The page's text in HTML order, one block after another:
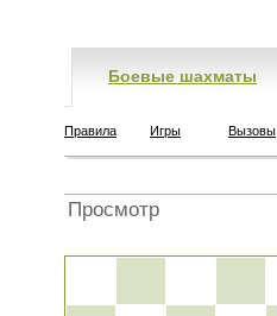
Боевые шахматы
Правила Игры Вызовы
Просмотр